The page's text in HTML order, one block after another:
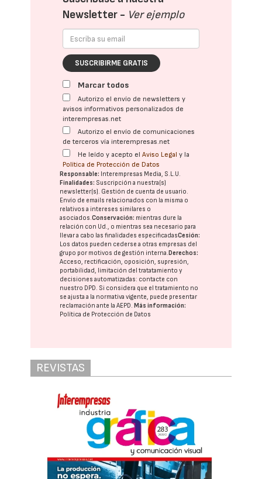
Newsletter - Ver ejemplo
SUSCRIBIRME GRATIS
Marcar todos
Autorizo el envío de newsletters y
avisos informativos personalizados de
interempresas.net
Autorizo el envío de comunicaciones
de terceros vía interempresas.net
He leído y acepto elAviso Legal y la
Política de Protección de Datos
Responsable: Interempresas Media, S.L.U.
Finalidades: Suscripción a nuestra(s)
newsletter(s). Gestión de cuenta de usuario.
Envío de emails relacionados con la misma o
relativos a intereses similares o
asociados.Conservación: mientras dure la
relación con Ud., o mientras sea necesario para
llevar a cabo las finalidades especificadasCesión:
Los datos pueden cederse a otras empresas del
grupo por motivos de gestión interna. Derechos:
Acceso, rectificación, oposición, supresión,
portabilidad, limitación del tratatamiento y
decisiones automatizadas: contacte con
nuestro DPD. Si considera que el tratamiento no
se ajusta a la normativa vigente, puede presentar
reclamación ante laAEPD. Más información:
Política de Protección de Datos
REVISTAS